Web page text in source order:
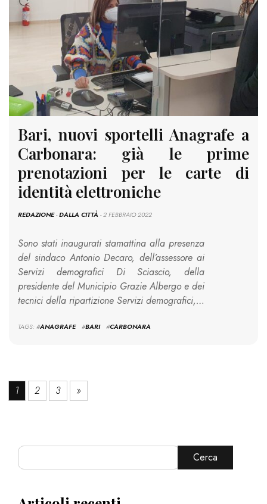
Bari, nuovi sportelli Anagrafe a
Carbonara: già le prime
prenotazioni per le carte di
identità elettroniche
REDAZIONE-DALLA CITTÀ- 2 FEBBRAIO 2022
Sono stati inaugurati stamattina alla presenza
del sindaco Antonio Decaro, dell’assessore ai
Servizi demografici Di Sciascio, della
presidente del Municipio Grazie Albergo e dei
tecnici della ripartizione Servizi demografici,…
TAGS: #ANAGRAFE #BARI #CARBONARA
1 2 3 »
Cerca